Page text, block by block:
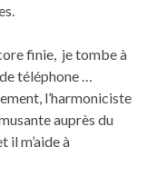
finie, je tombe à
téléphone …
l’harmoniciste
auprès du
il m’aide à